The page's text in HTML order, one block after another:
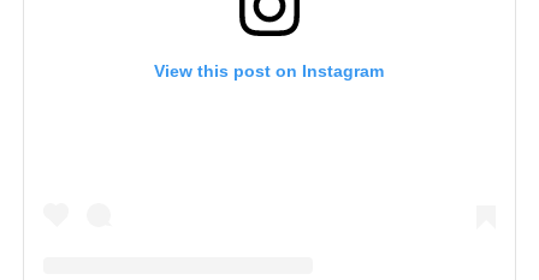
View this post on Instagram